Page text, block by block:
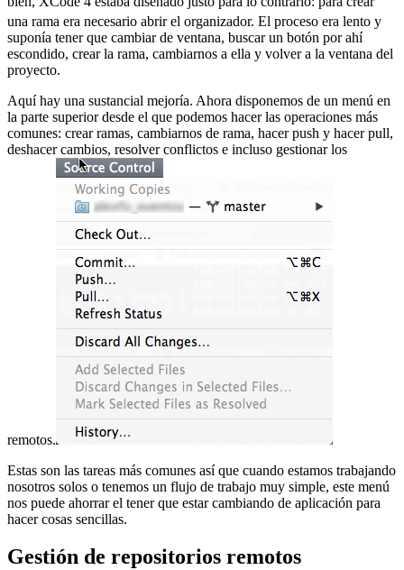
una rama era necesario abrir el organizador. El proceso era lento y
suponía tener que cambiar de ventana, buscar un botón por ahí
escondido, crear la rama, cambiarnos a ella y volver a la ventana del
proyecto.
Aquí hay una sustancial mejoría. Ahora disponemos de un menú en
la parte superior desde el que podemos hacer las operaciones más
comunes: crear ramas, cambiarnos de rama, hacer push y hacer pull,
deshacer cambios, resolver conflictos e incluso gestionar los
remotos.
Estas son las tareas más comunes así que cuando estamos trabajando
nosotros solos o tenemos un flujo de trabajo muy simple, este menú
nos puede ahorrar el tener que estar cambiando de aplicación para
hacer cosas sencillas.
Gestión de repositorios remotos